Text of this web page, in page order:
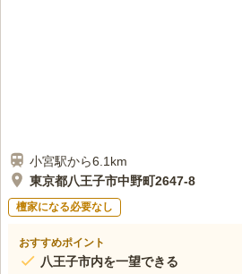
小宮駅から6.1km
東京都八王子市中野町2647-8
檀家になる必要なし
おすすめポイント
八王子市内を一望できる